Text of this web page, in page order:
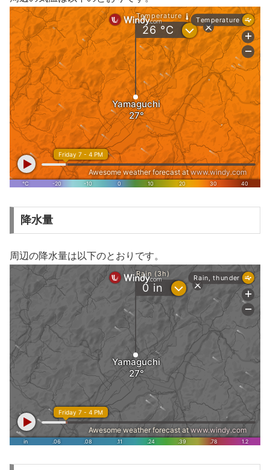
降水量
周辺の降水量は以下のとおりです。